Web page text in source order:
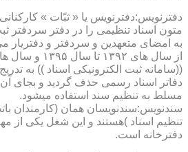
دفترنویس:دفترنویس یا « ثبّات »
متون اسناد تنظیمی را در دفتر سردفتر
به امضای متعهدین و سردفتر و دفتریار
از سال های
((سامانه ثبت الکترونیکی اسناد )) به
دفاتر اسناد رسمی حذف گردید و بجای آن
مسلط به تنظیم سند استفاده میشود.
سندنویس:سندنویسان همان (کارمندان
تنظیم اسناد )هستند و این شغل یکی از
دفترخانه است.